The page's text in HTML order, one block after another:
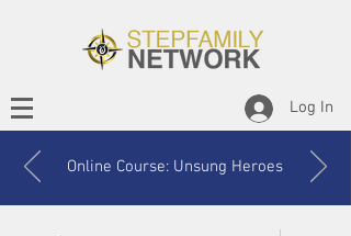
Log In
Online Course: Unsung Heroes